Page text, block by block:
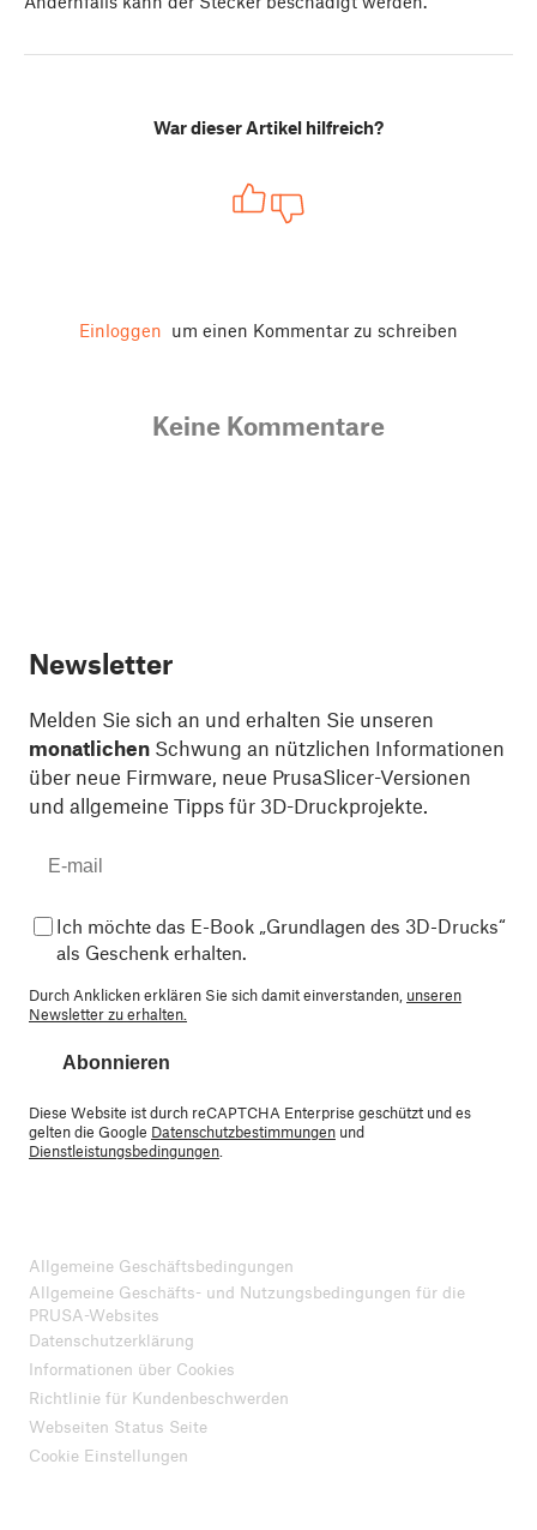
War dieser Artikel hilfreich?
Einloggen um einen Kommentar zu schreiben
Keine Kommentare
Newsletter
Melden Sie sich an und erhalten Sie unseren
monatlichen Schwung an nützlichen Informationen
über neue Firmware, neue PrusaSlicer-Versionen
und allgemeine Tipps für 3D-Druckprojekte.
Ich möchte das E-Book „Grundlagen des 3D-Drucks“
als Geschenk erhalten.
Durch Anklicken erklären Sie sich damit einverstanden, unseren
Newsletter zu erhalten.
Abonnieren
Diese Website ist durch reCAPTCHA Enterprise geschützt und es
gelten die Google Datenschutzbestimmungen und
Dienstleistungsbedingungen
Allgemeine Geschäftsbedingungen
Allgemeine Geschäfts- und Nutzungsbedingungen für die
PRUSA-Websites
Datenschutzerklärung
Informationen über Cookies
Richtlinie für Kundenbeschwerden
Webseiten Status Seite
Cookie Einstellungen